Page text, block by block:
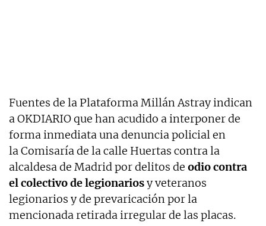
Fuentes de la Plataforma Millán Astray indican
a OKDIARIO que han acudido a interponer de
forma inmediata una denuncia policial en
la Comisaría de la calle Huertas contra la
alcaldesa de Madrid por delitos de odio contra
el colectivo de legionariosy veteranos
legionarios y de prevaricación por la
mencionada retirada irregular de las placas.